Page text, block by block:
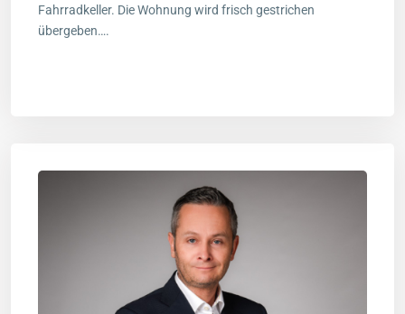
Fahrradkeller. Die Wohnung wird frisch gestrichen
übergeben….